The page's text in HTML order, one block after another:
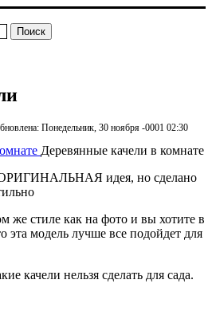
Понедельник, 30 ноября -0001 02:30
Деревянные качели в комнате
ОРИГИНАЛЬНАЯ идея, но сделано
же стиле как на фото и вы хотите в
эта модель лучше все подойдет для
качели нельзя сделать для сада.